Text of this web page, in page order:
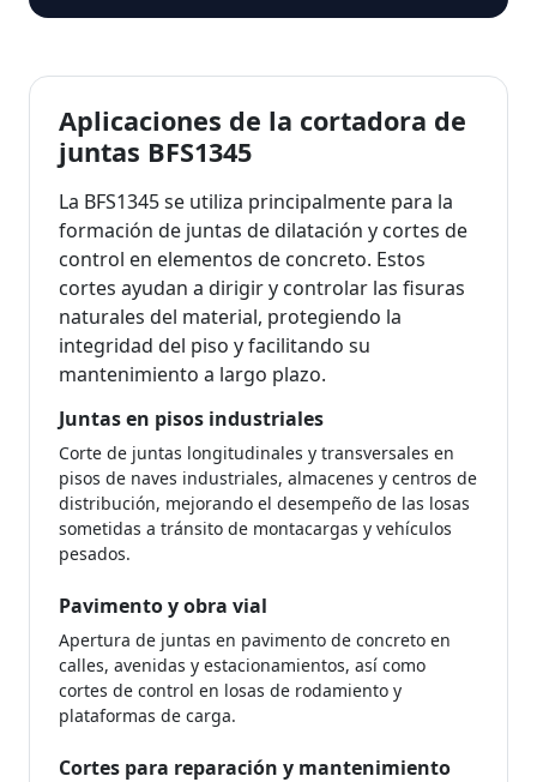
Aplicaciones de la cortadora de
juntas BFS1345
La BFS1345 se utiliza principalmente para la
formación de juntas de dilatación y cortes de
control en elementos de concreto. Estos
cortes ayudan a dirigir y controlar las fisuras
naturales del material, protegiendo la
integridad del piso y facilitando su
mantenimiento a largo plazo.
Juntas en pisos industriales
Corte de juntas longitudinales y transversales en
pisos de naves industriales, almacenes y centros de
distribución, mejorando el desempeño de las losas
sometidas a tránsito de montacargas y vehículos
pesados.
Pavimento y obra vial
Apertura de juntas en pavimento de concreto en
calles, avenidas y estacionamientos, así como
cortes de control en losas de rodamiento y
plataformas de carga.
Cortes para reparación y mantenimiento